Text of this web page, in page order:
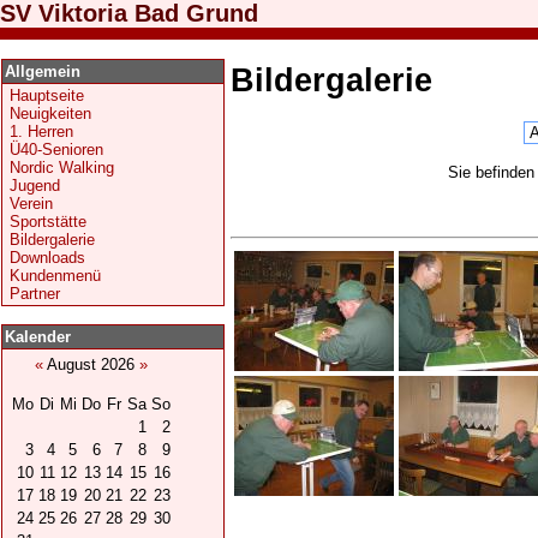
SV Viktoria Bad Grund
Allgemein
Hauptseite
Neuigkeiten
1. Herren
Ü40-Senioren
Nordic Walking
Jugend
Verein
Sportstätte
Bildergalerie
Downloads
Kundenmenü
Partner
Kalender
« August 2026 »
Mo Di Mi Do Fr Sa So
1
2
3
4 5 6 7 8
9
10 11 12 13 14 15 16
17 18 19 20 21 22 23
24 25 26 27 28 29 30
Bildergalerie
Sie